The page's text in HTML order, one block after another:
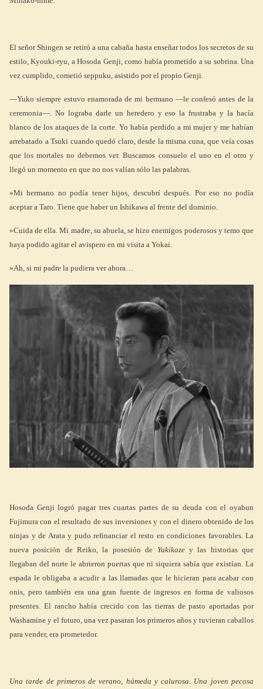
El señor Shingen se retiró a una cabaña hasta enseñar todos los secretos de su
estilo, Kyouki-ryu, a Hosoda Genji, como había prometido a su sobrina. Una
vez cumplido, cometió seppuku, asistido por el propio Genji.
—Yuko siempre estuvo enamorada de mi hermano —le confesó antes de la
ceremonia—. No lograba darle un heredero y eso la frustraba y la hacía
blanco de los ataques de la corte. Yo había perdido a mi mujer y me habían
arrebatado a Tsuki cuando quedó claro, desde la misma cuna, que veía cosas
que los mortales no debemos ver. Buscamos consuelo el uno en el otro y
llegó un momento en que no nos valían sólo las palabras.
»Mi hermano no podía tener hijos, descubrí después. Por eso no podía
aceptar a Taro. Tiene que haber un Ishikawa al frente del dominio.
»Cuida de ella. Mi madre, su abuela, se hizo enemigos poderosos y temo que
haya podido agitar el avispero en mi visita a Yokai.
»Ah, si mi padre la pudiera ver ahora…
Hosoda Genji logró pagar tres cuartas partes de su deuda con el oyabun
Fujimura con el resultado de sus inversiones y con el dinero obtenido de los
ninjas y de Arata y pudo refinanciar el resto en condiciones favorables. La
nueva posición de Reiko, la posesión de Yukikazey las historias que
llegaban del norte le abrieron puertas que ni siquiera sabía que existían. La
espada le obligaba a acudir a las llamadas que le hicieran para acabar con
onis, pero también era una gran fuente de ingresos en forma de valiosos
presentes. El rancho había crecido con las tierras de pasto aportadas por
Washamine y el futuro, una vez pasaran los primeros años y tuvieran caballos
para vender, era prometedor.
Una tarde de primeros de verano, húmeda y calurosa. Una joven pecosa